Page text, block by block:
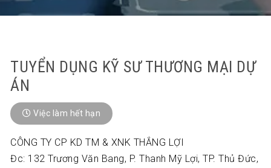
TUYỂN DỤNG KỸ SƯ THƯƠNG MẠI DỰ
ÁN
Việc làm hết hạn
CÔNG TY CP KD TM & XNK THẮNG LỢI
Đc: 132 Trương Văn Bang, P. Thanh Mỹ Lợi, TP. Thủ Đức,